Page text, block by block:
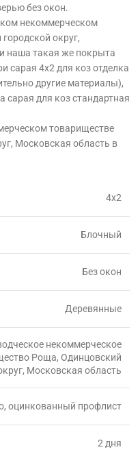
без окон.
некоммерческом
округ,
наша такая же покрыта
сарая 4х2 для коз отделка
другие материалы),
сарая для коз стандартная
товариществе
Московская область в
4х2
Блочный
Без окон
Деревянные
некоммерческое
Роща, Одинцовский
Московская область
оцинкованный профлист
2 дня